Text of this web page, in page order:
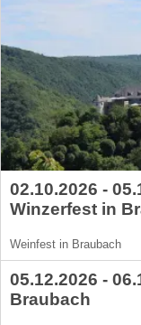
02.10.2026 -
Winzerfest in
Weinfest in Braubach
05.12.2026 -
Braubach